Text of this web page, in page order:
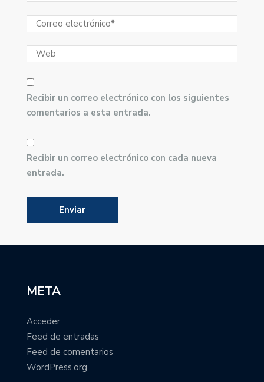
Recibir un correo electrónico con los siguientes
comentarios a esta entrada.
Recibir un correo electrónico con cada nueva
entrada.
META
Acceder
Feed de entradas
Feed de comentarios
WordPress.org